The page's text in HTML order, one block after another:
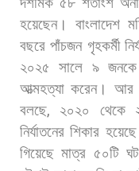
হয়েছেন। বাংলাদেশ
বছরে পাঁচজন গৃহকর্মী
২০২৫
সালে ৯ জনকে
আত্মহত্যা করেন। আর
বলছে, ২০২০ থেকে
নির্যাতনের শিকার হয়েছে
গিয়েছে মাত্র ৫০টি